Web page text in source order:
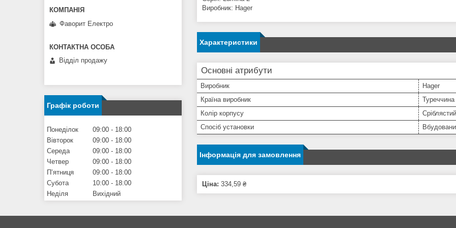
Виробник: Hager
Характеристики
Основні атрибути
Виробник
Hager
Країна виробник
Туреччина
Колір корпусу
Сріблястий
Спосіб установки
Інформація для замовлення
Ціна: 334,59 ₴
Фаворит Електро
Відділ продажу
Графік роботи
Понеділок 09:00
18:00
Вівторок
09:00
18:00
Середа
09:00
18:00
Четвер
09:00
18:00
Пʼятниця
09:00
18:00
Субота
10:00
18:00
Неділя
Вихідний